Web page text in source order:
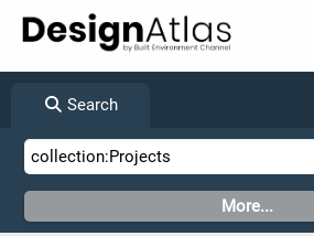
Search